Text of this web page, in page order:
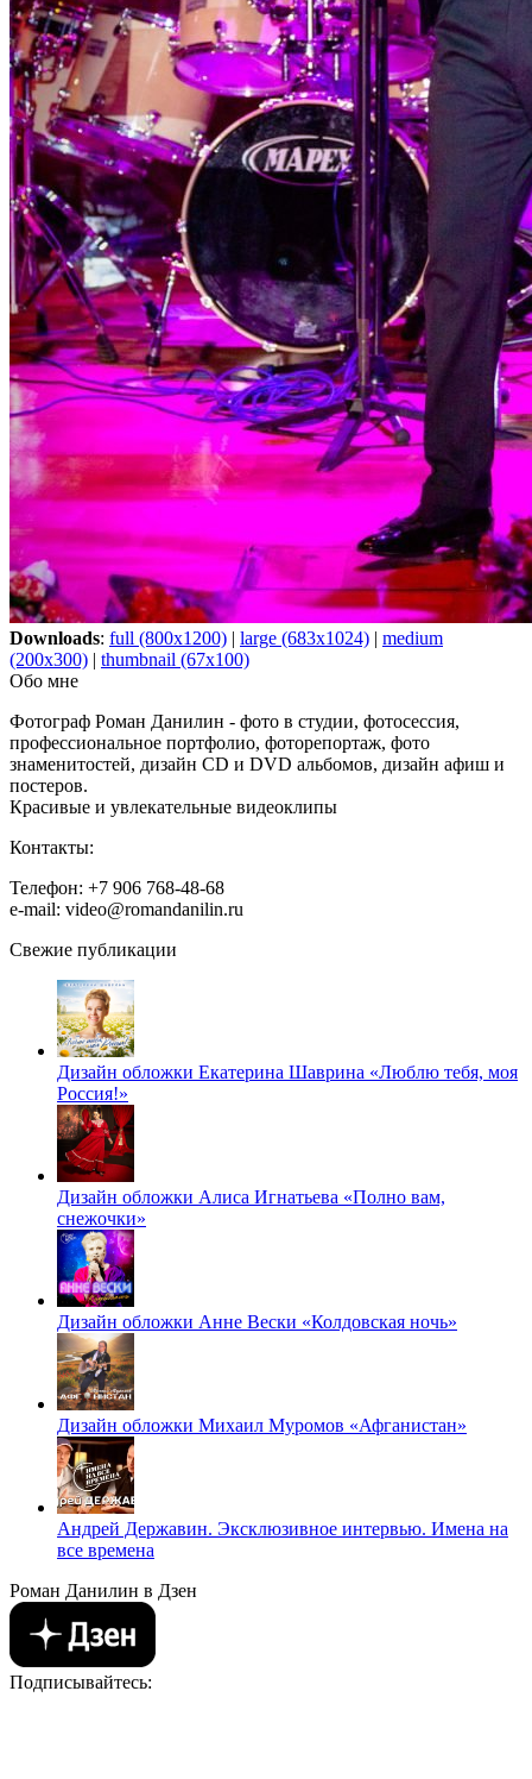
Downloads: full (800x1200) | large (683x1024) | medium
(200x300) | thumbnail (67x100)
Обо мне
Фотограф Роман Данилин - фото в студии, фотосессия,
профессиональное портфолио, фоторепортаж, фото
знаменитостей, дизайн CD и DVD альбомов, дизайн афиш и
постеров.
Красивые и увлекательные видеоклипы
Контакты:
Телефон: +7 906 768-48-68
e-mail: video@romandanilin.ru
Свежие публикации
Дизайн обложки Екатерина Шаврина «Люблю тебя, моя
Россия!»
Дизайн обложки Алиса Игнатьева «Полно вам,
снежочки»
Дизайн обложки Анне Вески «Колдовская ночь»
Дизайн обложки Михаил Муромов «Афганистан»
Андрей Державин. Эксклюзивное интервью. Имена на
все времена
Роман Данилин в Дзен
Подписывайтесь: